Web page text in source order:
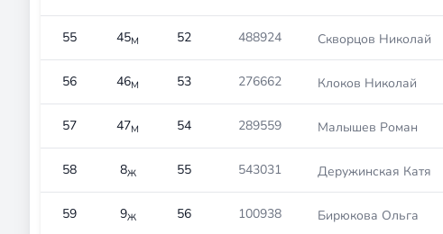
55 45М 52 488924 Скворцов Николай
56 46М 53 276662 Клоков Николай
57 47М 54 289559 Малышев Роман
58 8Ж 55 543031 Деружинская Катя
59 9Ж 56 100938 Бирюкова Ольга